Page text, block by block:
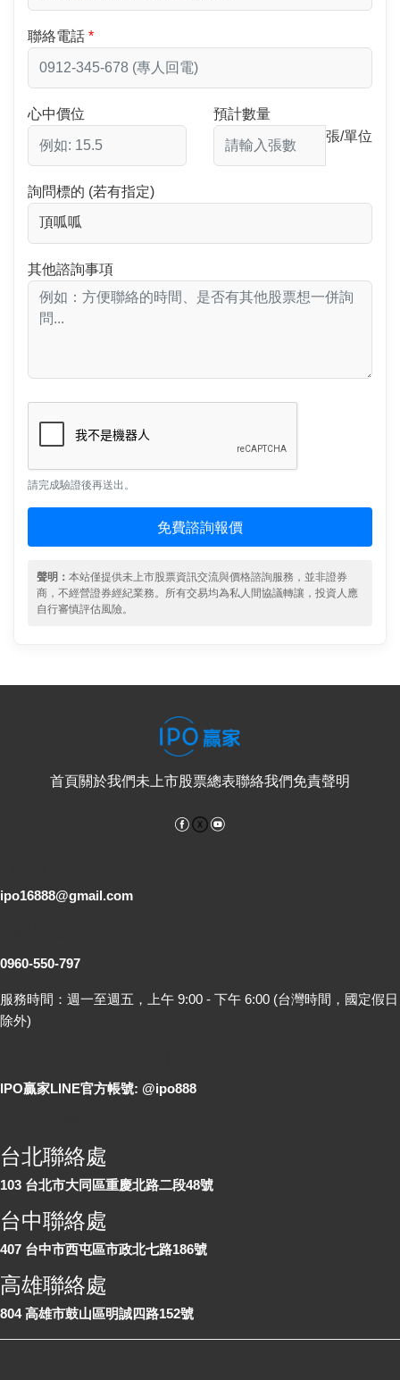
聯絡電話
心中價位
預計數量
張/單位
詢問標的 (若有指定)
其他諮詢事項
請完成驗證後再送出。
免費諮詢報價
聲明： 本站僅提供未上市股票資訊交流與價格諮詢服務，並非證券
商，不經營證券經紀業務。所有交易均為私人間協議轉讓，投資人應
自行審慎評估風險。
首頁關於我們未上市股票總表聯絡我們免責聲明
Facebook
ipo16888@gmail.com
0960-550-797
服務時間：週一至週五，上午 9:00 - 下午 6:00 (台灣時間，國定假日
除外)
IPO贏家LINE官方帳號: @ipo888
台北聯絡處
103 台北市大同區重慶北路二段48號
台中聯絡處
407 台中市西屯區市政北七路186號
高雄聯絡處
804 高雄市鼓山區明誠四路152號